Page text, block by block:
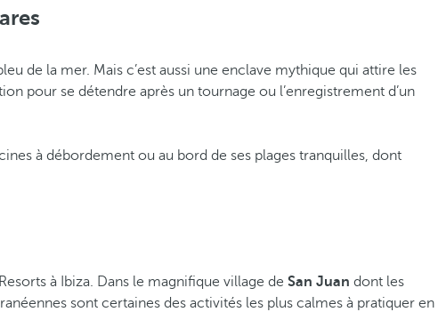
de la mer. Mais c’est aussi une enclave mythique qui attire les
pour se détendre après un tournage ou l’enregistrement d’un
à débordement ou au bord de ses plages tranquilles, dont
à Ibiza. Dans le magnifique village de San Juan dont les
sont certaines des activités les plus calmes à pratiquer en